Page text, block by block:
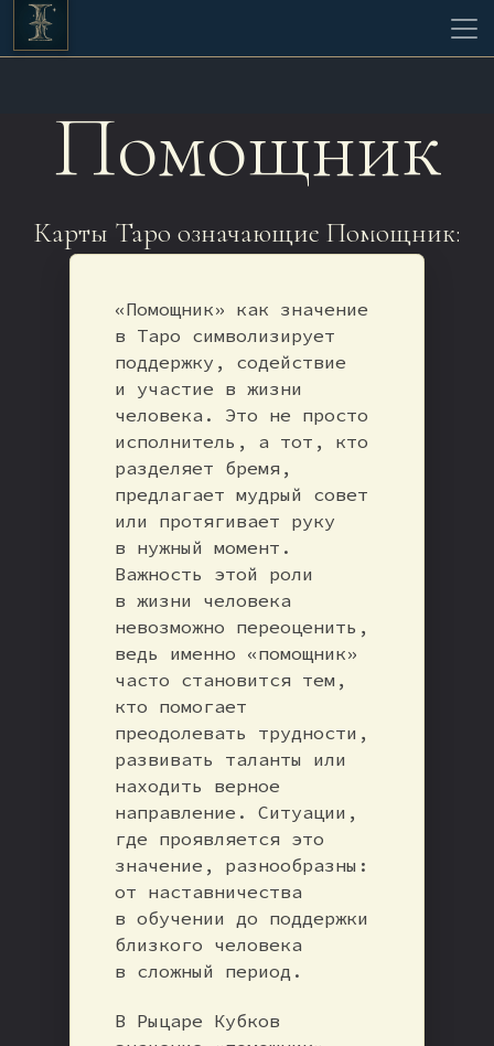
Помощник
Карты Таро означающие Помощник:
«Помощник» как значение
в Таро символизирует
поддержку, содействие
и участие в жизни
человека. Это не просто
исполнитель, а тот, кто
разделяет бремя,
предлагает мудрый совет
или протягивает руку
в нужный момент.
Важность этой роли
в жизни человека
невозможно переоценить,
ведь именно «помощник»
часто становится тем,
кто помогает
преодолевать трудности,
развивать таланты или
находить верное
направление. Ситуации,
где проявляется это
значение, разнообразны:
от наставничества
в обучении до поддержки
близкого человека
в сложный период.
В Рыцаре Кубков